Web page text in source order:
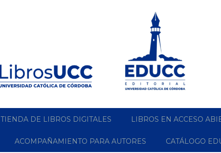
TIENDA DE LIBROS DIGITALES LIBROS EN ACCESO
ACOMPAÑAMIENTO PARA AUTORES CATÁLOGO